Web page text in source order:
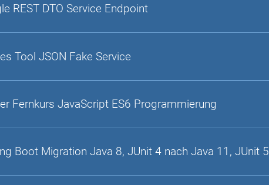
REST DTO Service Endpoint
Tool JSON Fake Service
Fernkurs JavaScript ES6 Programmierung
Boot Migration Java 8, JUnit 4 nach Java 11, JUnit 5